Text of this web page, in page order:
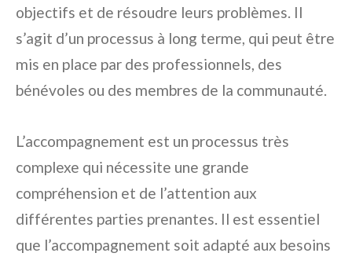
objectifs et de résoudre leurs problèmes. Il
s’agit d’un processus à long terme, qui peut être
mis en place par des professionnels, des
bénévoles ou des membres de la communauté.
L’accompagnement est un processus très
complexe qui nécessite une grande
compréhension et de l’attention aux
différentes parties prenantes. Il est essentiel
que l’accompagnement soit adapté aux besoins